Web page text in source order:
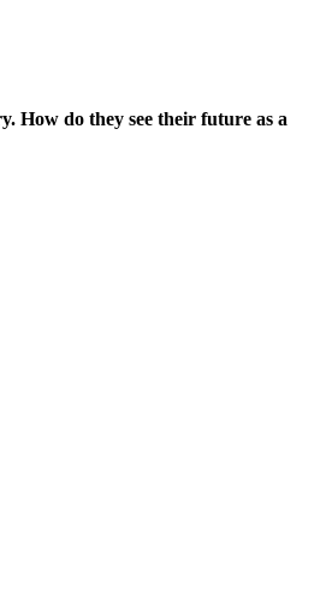
How do they see their future as a